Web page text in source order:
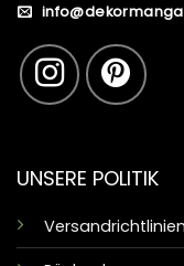
UNSERE POLITIK
Versandrichtlinien